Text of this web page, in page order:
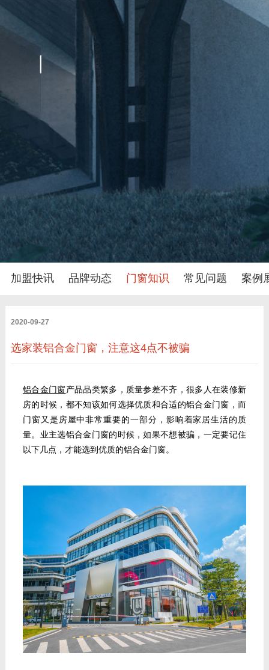
加盟快讯 品牌动态 门窗知识 常见问题 案例
2020-09-27
选家装铝合金门窗，注意这4点不被骗
铝合金门窗产品品类繁多，质量参差不齐，很多人在装修新
房的时候，都不知该如何选择优质和合适的铝合金门窗，而
门窗又是房屋中非常重要的一部分，影响着家居生活的质
量。业主选铝合金门窗的时候，如果不想被骗，一定要记住
以下几点，才能选到优质的铝合金门窗。